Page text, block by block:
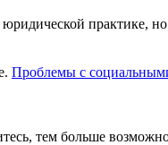
практике,
Проблемы с
тем больше